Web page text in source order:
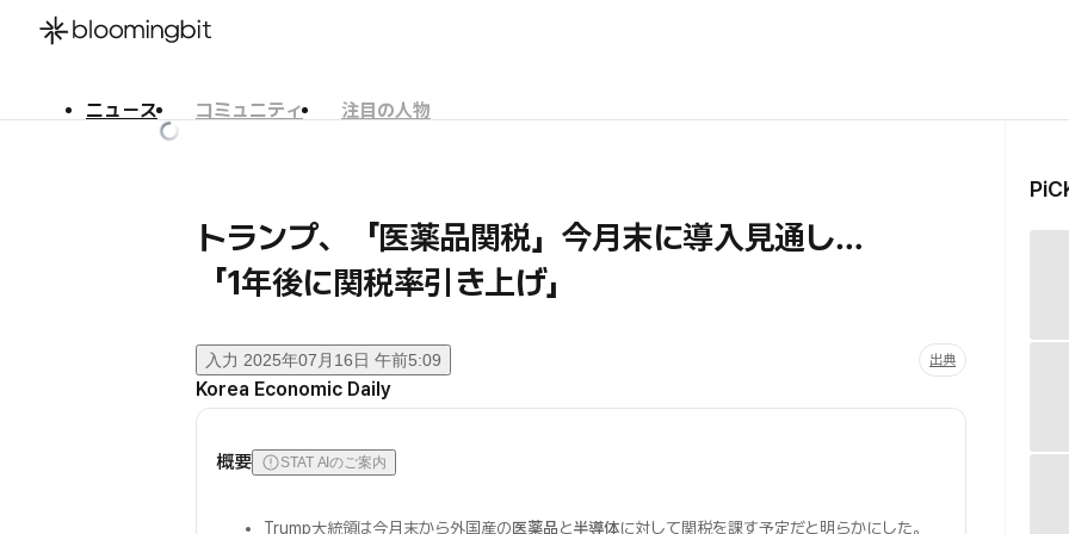
ニュース コミュニティ
注目の人物
トランプ、「医薬品関税」今月末に導入見通し…
「1年後に関税率引き上げ」
入力 2025年07月16日 午前5:09 出典
Korea Economic Daily
概要 STAT AIのご案内
Trump大統領は今月末から外国産の医薬品と半導体に対して関税を課す予定だと明らかにした。